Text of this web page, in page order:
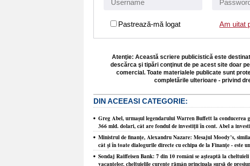
Pastrează-mă logat Am uitat
Atenţie: Această scriere publicistică este
descărca şi tipări conţinut de pe acest site doar
comercial. Toate materialele publicate sunt
completările ulterioare - privind
DIN ACEEASI CATEGORIE:
Greg Abel, urmaşul legendarului Warren Buffett la
366 mld. dolari, cât are fondul de investiţii în cont. Abel a
Ministrul de finanţe, Alexandru Nazare: Mesajul Moody’s,
cât şi în toate dialogurile directe cu echipa de la Finanţe - este
Sondaj Raiffeisen Bank: 7 din 10 români se aşteaptă la
vacanţelor, cheltuielile curente rămân principala sursă de